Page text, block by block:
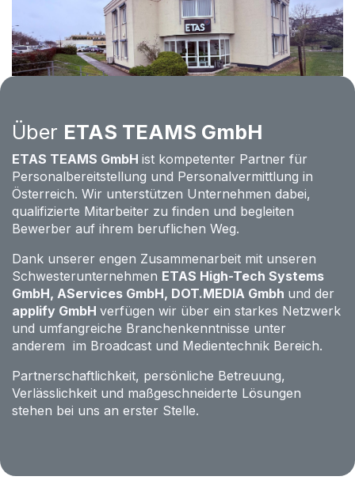
Über ETAS TEAMS GmbH
ETAS TEAMS GmbH ist kompetenter Partner für
Personalbereitstellung und Personalvermittlung in
Österreich. Wir unterstützen Unternehmen dabei,
qualifizierte Mitarbeiter zu finden und begleiten
Bewerber auf ihrem beruflichen Weg.
Dank unserer engen Zusammenarbeit mit unseren
Schwesterunternehmen ETAS High-Tech Systems
GmbH, AServices GmbH, DOT.MEDIA Gmbh und der
applify GmbH verfügen wir über ein starkes Netzwerk
und umfangreiche Branchenkenntnisse unter
anderem im Broadcast und Medientechnik Bereich.
Partnerschaftlichkeit, persönliche Betreuung,
Verlässlichkeit und maßgeschneiderte Lösungen
stehen bei uns an erster Stelle.